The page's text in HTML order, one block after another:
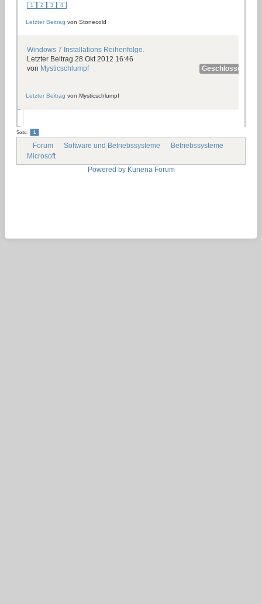
1 2 3 4
Letzter Beitrag vonStonecold
Windows 7 Installations Reihenfolge.
Letzter Beitrag 28 Okt 2012 16:46
von Mysticschlumpf Geschlossen
Letzter Beitrag vonMysticschlumpf
Seite: 1
Forum Software und Betriebssysteme
Betriebssysteme
Microsoft
Powered by Kunena Forum